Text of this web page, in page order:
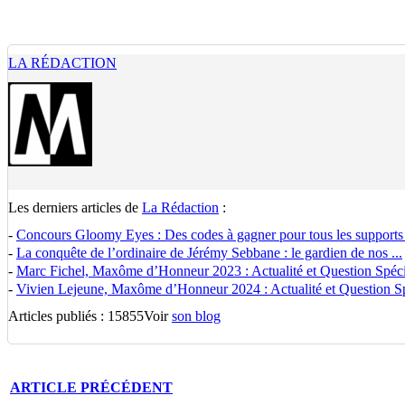
LA RÉDACTION
Les derniers articles de La Rédaction :
- Concours Gloomy Eyes : Des codes à gagner pour tous les
- La conquête de l’ordinaire de Jérémy Sebbane : le gardien de nos ...
- Marc Fichel, Maxôme d’Honneur 2023 : Actualité et Question
- Vivien Lejeune, Maxôme d’Honneur 2024 : Actualité et Question
Articles publiés : 15855Voirson blog
ARTICLE PRÉCÉDENT